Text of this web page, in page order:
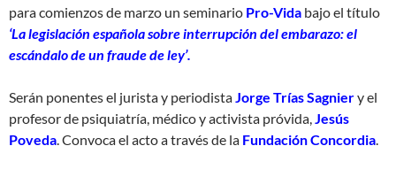
para comienzos de marzo un seminario Pro-Vida bajo el título
‘La legislación española sobre interrupción del embarazo: el
escándalo de un fraude de ley’.
Serán ponentes el jurista y periodistaJorge Trías Sagniery el
profesor de psiquiatría, médico y activista próvida,Jesús
Poveda. Convoca el acto a través de la Fundación Concordia.